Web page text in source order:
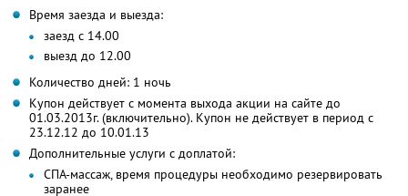
Время заезда и выезда:
заезд с 14.00
выезд до 12.00
Количество дней: 1 ночь
Купон действует с момента выхода акции на сайте до
01.03.2013г. (включительно). Купон не действует в период с
23.12.12 до 10.01.13
Дополнительные услуги с доплатой:
СПА-массаж, время процедуры необходимо резервировать
заранее